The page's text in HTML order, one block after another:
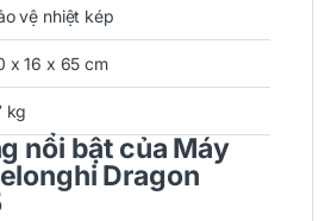
vệ nhiệt kép
x 16 x 65 cm
kg
nổi bật của Máy
Dragon